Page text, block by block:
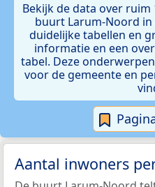
Bekijk de data over
buurt Larum-Noord in
duidelijke tabellen en
informatie en een
tabel. Deze
voor de gemeente en
Aantal inwoners